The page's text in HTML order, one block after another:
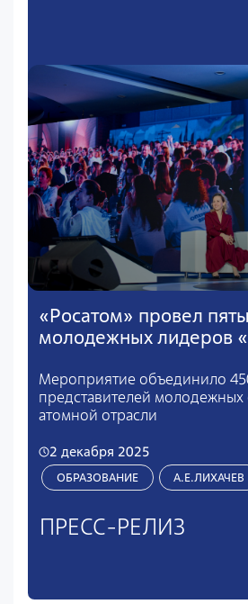
«Росатом» провел
молодежных лидеров
Мероприятие объединило
представителей молодежных
атомной отрасли
2 декабря 2025
ОБРАЗОВАНИЕ А.Е.ЛИХАЧЕВ
ПРЕСС-РЕЛИЗ